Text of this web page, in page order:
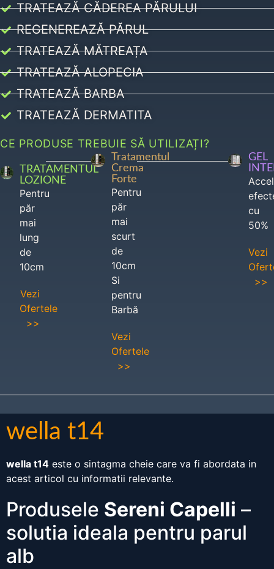
TRATEAZĂ CĂDEREA PĂRULUI
REGENEREAZĂ PĂRUL
TRATEAZĂ MĂTREAȚA
TRATEAZĂ ALOPECIA
TRATEAZĂ BARBA
TRATEAZĂ DERMATITA
CE PRODUSE TREBUIE SĂ UTILIZAȚI?
TRATAMENTUL
LOZIONE
Pentru
păr
mai
lung
de
10cm
Vezi
Ofertele
>>
Tratamentul
Crema
Forte
Pentru
păr
mai
scurt
de
10cm
Si
pentru
Barbă
Vezi
Ofertele
>>
GEL
cu
50%
Vezi
>>
wella t14
wella t14 este o sintagma cheie care va fi abordata in
acest articol cu informatii relevante.
Produsele Sereni Capelli –
solutia ideala pentru parul
alb